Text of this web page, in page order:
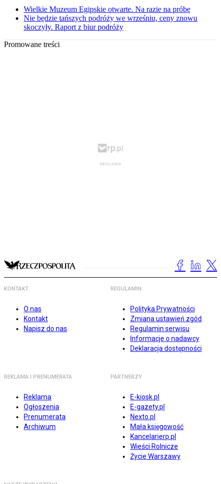
Wielkie Muzeum Egipskie otwarte. Na razie na próbę
Nie będzie tańszych podróży we wrześniu, ceny znowu
skoczyły. Raport z biur podróży
Promowane treści
KONTAKT
O nas
Kontakt
Napisz do nas
REGULAMIN
Polityka Prywatności
Zmiana ustawień zgód
Regulamin serwisu
Informacje o nadawcy
Deklaracja dostępności
REKLAMA I PRENUMERATA
Reklama
Ogłoszenia
Prenumerata
Archiwum
PARTNERZY
E-kiosk.pl
E-gazety.pl
Nexto.pl
Mała księgowość
Kancelarierp.pl
Wieści Rolnicze
Życie Warszawy